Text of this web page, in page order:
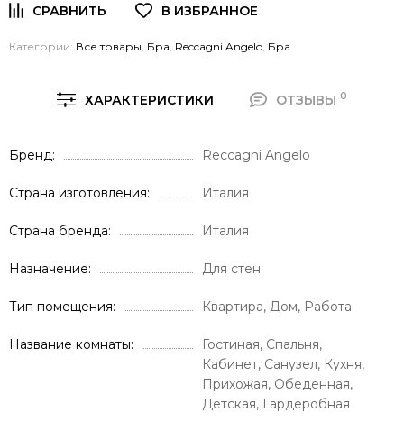
Категории: Все товары Бра Reccagni Angelo Бра
ХАРАКТЕРИСТИКИ ОТЗЫВЫ 0
Бренд Reccagni Angelo
Страна изготовления Италия
Страна бренда Италия
Назначение Для стен
Тип помещения Квартира, Дом, Работа
Название комнаты
Гостиная, Спальня,
Кабинет, Санузел, Кухня,
Прихожая, Обеденная,
Детская, Гардеробная